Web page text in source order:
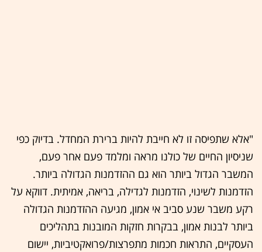
"אלא שתפיסה זו לא חייבת להיות ברירת המחדל. בדיוק כפי
שניסיון החיים של כולנו מראה ומלמד פעם אחר פעם,
המשבר הגדול ביותר הוא גם ההזדמנות הגדולה ביותר.
הזדמנות לשינוי, הזדמנות לגדילה, בריאה, אמיתית. דווקא על
רקע משבר שנע סביב אי אמון, מגיעה ההזדמנות הגדולה
ביותר לבנות אמון, בבקרות חזקות המובנות בתהליכים
העסקיים, התראות חכמות מתפרצות/פרואקטיביות, יישום